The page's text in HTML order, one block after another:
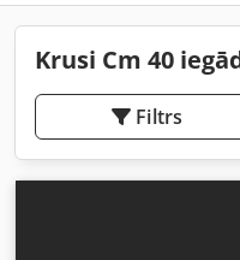
Krusi Cm 40
Filtrs